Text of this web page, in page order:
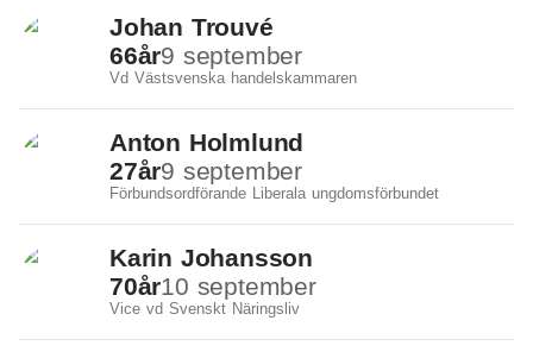
Johan Trouvé
66år9 september
Vd Västsvenska handelskammaren
Anton Holmlund
27år9 september
Förbundsordförande Liberala ungdomsförbundet
Karin Johansson
70år10 september
Vice vd Svenskt Näringsliv